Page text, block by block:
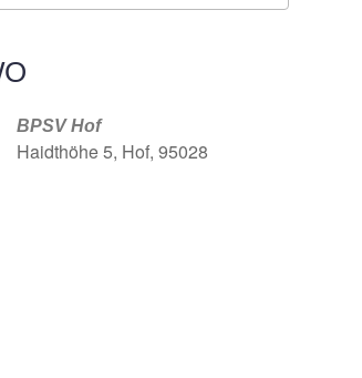
BPSV Hof
Haidthöhe 5, Hof, 95028